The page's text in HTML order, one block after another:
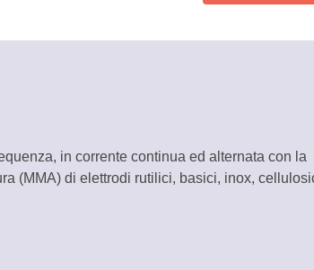
in corrente continua ed alternata con la
(MMA) di elettrodi rutilici, basici, inox,